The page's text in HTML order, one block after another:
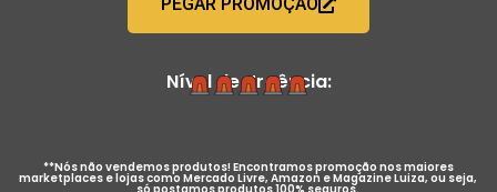
Nível de Urgência:
**Nós não vendemos produtos! Encontramos promoção nos maiores
marketplaces e lojas como Mercado Livre, Amazon e Magazine Luiza, ou seja,